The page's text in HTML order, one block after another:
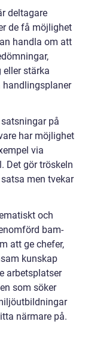
deltagare
de få möjlighet
handla om att
stärka
på
har möjlighet
via
Det gör tröskeln
men tvekar
och
bam-
att ge chefer,
kunskap
arbetsplatser
som söker
närmare på.